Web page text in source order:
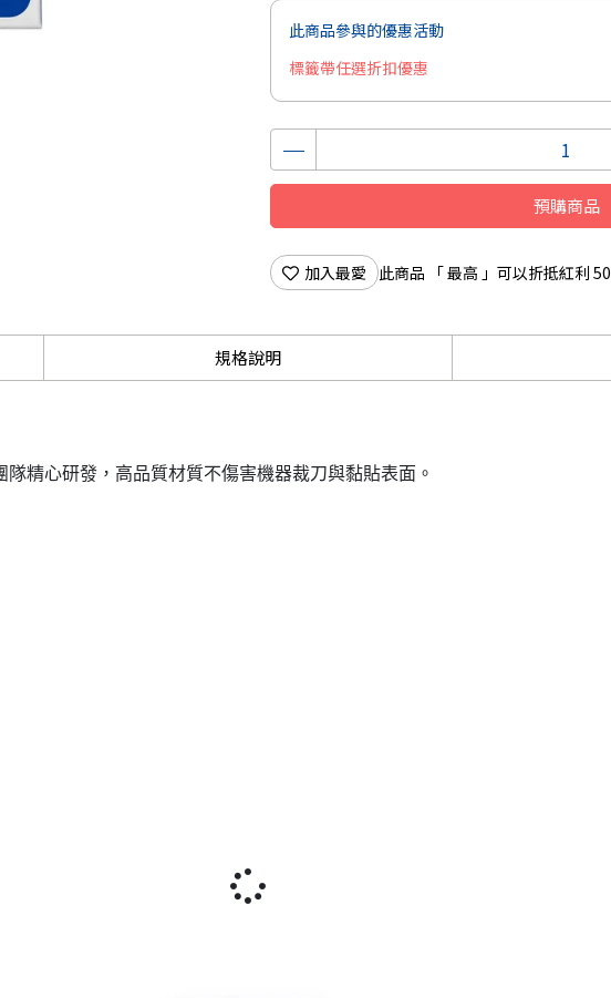
此商品參與的優惠活動
標籤帶任選折扣優惠
預購商品
加入最愛 此商品 「 最高 」可以折抵紅利 50
規格說明
隊精心研發，高品質材質不傷害機器裁刀與黏貼表面。